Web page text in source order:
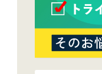
2015/04/20